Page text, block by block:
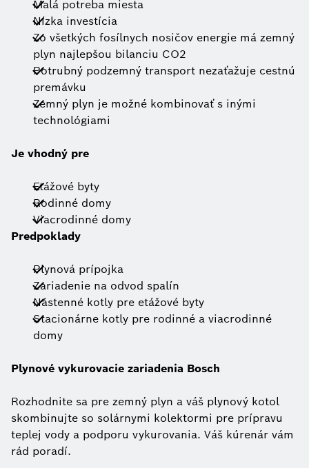
Malá potreba miesta
Nízka investícia
Zo všetkých fosílnych nosičov energie má zemný
plyn najlepšou bilanciu CO2
Potrubný podzemný transport nezaťažuje cestnú
premávku
Zemný plyn je možné kombinovať s inými
technológiami
Je vhodný pre
Etážové byty
Rodinné domy
Viacrodinné domy
Predpoklady
Plynová prípojka
Zariadenie na odvod spalín
Nástenné kotly pre etážové byty
Stacionárne kotly pre rodinné a viacrodinné
domy
Plynové vykurovacie zariadenia Bosch
Rozhodnite sa pre zemný plyn a váš plynový kotol
skombinujte so solárnymi kolektormi pre prípravu
teplej vody a podporu vykurovania. Váš kúrenár vám
rád poradí.